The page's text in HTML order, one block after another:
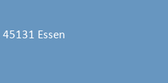
45131 Essen